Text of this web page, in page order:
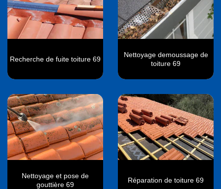
Recherche de fuite toiture 69
Nettoyage demoussage de
toiture 69
Nettoyage et pose de
gouttière 69
Réparation de toiture 69